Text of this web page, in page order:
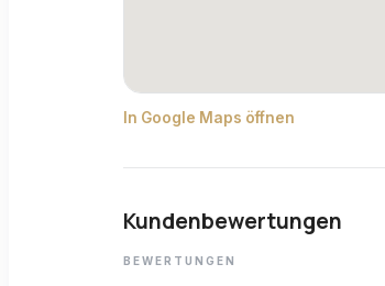
In Google Maps öffnen
Kundenbewertungen
BEWERTUNGEN